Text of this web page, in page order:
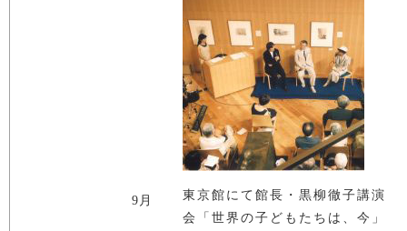
9月
東京館にて館長・黒柳徹子講演
会「世界の子どもたちは、今」